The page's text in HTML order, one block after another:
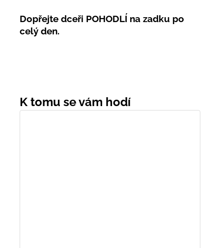
Dopřejte dceři POHODLÍ na zadku po
celý den.